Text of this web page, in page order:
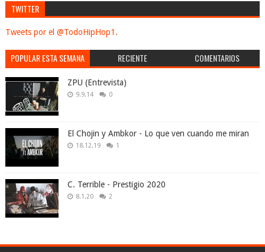
TWITTER
Tweets por el @TodoHipHop1.
POPULAR ESTA SEMANA RECIENTE COMENTARIOS
ZPU (Entrevista)
9.9.14 0
El Chojin y Ambkor - Lo que ven cuando me miran
18.12.19 1
C. Terrible - Prestigio 2020
8.1.20 2